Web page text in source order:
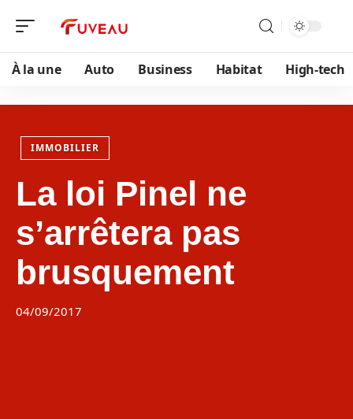
À la une Auto Business Habitat High-tech
IMMOBILIER
La loi Pinel ne
s’arrêtera pas
brusquement
04/09/2017